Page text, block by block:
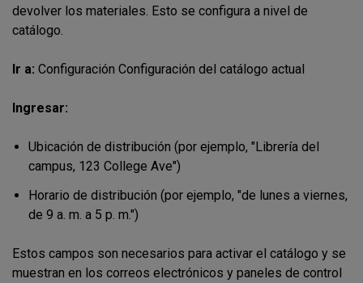
devolver los materiales. Esto se configura a nivel de
catálogo.
Ir a: Configuración Configuración del catálogo actual
Ingresar:
Ubicación de distribución (por ejemplo, "Librería del
campus, 123 College Ave")
Horario de distribución (por ejemplo, "de lunes a viernes,
de 9 a. m. a 5 p. m.")
Estos campos son necesarios para activar el catálogo y se
muestran en los correos electrónicos y paneles de control